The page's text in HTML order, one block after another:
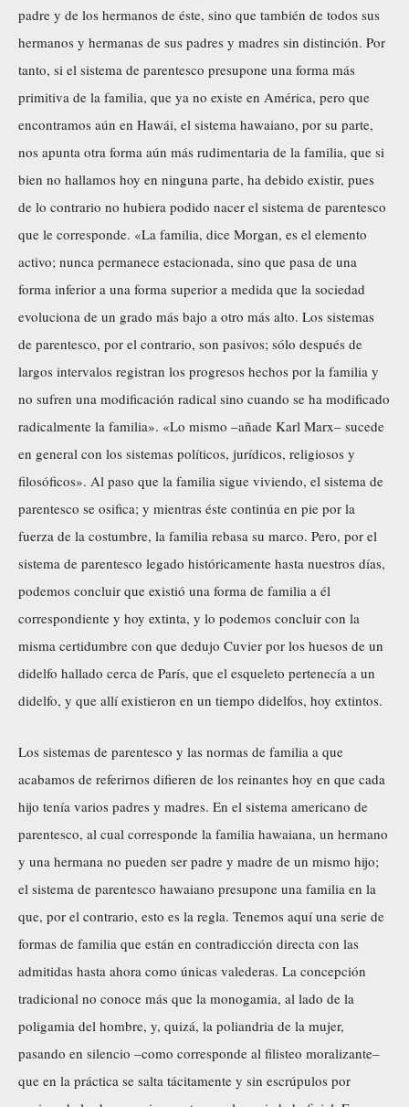
padre y de los hermanos de éste, sino que también de todos sus
hermanos y hermanas de sus padres y madres sin distinción. Por
tanto, si el sistema de parentesco presupone una forma más
primitiva de la familia, que ya no existe en América, pero que
encontramos aún en Hawái, el sistema hawaiano, por su parte,
nos apunta otra forma aún más rudimentaria de la familia, que si
bien no hallamos hoy en ninguna parte, ha debido existir, pues
de lo contrario no hubiera podido nacer el sistema de parentesco
que le corresponde. «La familia, dice Morgan, es el elemento
activo; nunca permanece estacionada, sino que pasa de una
forma inferior a una forma superior a medida que la sociedad
evoluciona de un grado más bajo a otro más alto. Los sistemas
de parentesco, por el contrario, son pasivos; sólo después de
largos intervalos registran los progresos hechos por la familia y
no sufren una modificación radical sino cuando se ha modificado
radicalmente la familia». «Lo mismo –añade Karl Marx– sucede
en general con los sistemas políticos, jurídicos, religiosos y
filosóficos». Al paso que la familia sigue viviendo, el sistema de
parentesco se osifica; y mientras éste continúa en pie por la
fuerza de la costumbre, la familia rebasa su marco. Pero, por el
sistema de parentesco legado históricamente hasta nuestros días,
podemos concluir que existió una forma de familia a él
correspondiente y hoy extinta, y lo podemos concluir con la
misma certidumbre con que dedujo Cuvier por los huesos de un
didelfo hallado cerca de París, que el esqueleto pertenecía a un
didelfo, y que allí existieron en un tiempo didelfos, hoy extintos.
Los sistemas de parentesco y las normas de familia a que
acabamos de referirnos difieren de los reinantes hoy en que cada
hijo tenía varios padres y madres. En el sistema americano de
parentesco, al cual corresponde la familia hawaiana, un hermano
y una hermana no pueden ser padre y madre de un mismo hijo;
el sistema de parentesco hawaiano presupone una familia en la
que, por el contrario, esto es la regla. Tenemos aquí una serie de
formas de familia que están en contradicción directa con las
admitidas hasta ahora como únicas valederas. La concepción
tradicional no conoce más que la monogamia, al lado de la
poligamia del hombre, y, quizá, la poliandria de la mujer,
pasando en silencio –como corresponde al filisteo moralizante–
que en la práctica se salta tácitamente y sin escrúpulos por